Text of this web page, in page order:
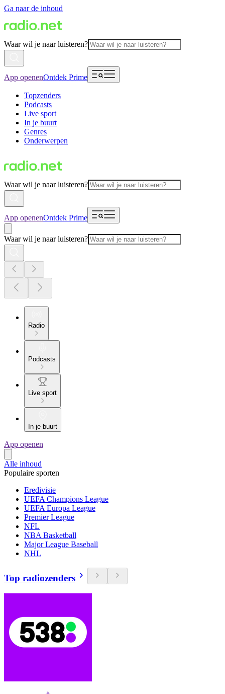
Ga naar de inhoud
Waar wil je naar luisteren?
App openenOntdek Prime
Topzenders
Podcasts
Live sport
In je buurt
Genres
Onderwerpen
Waar wil je naar luisteren?
App openenOntdek Prime
Waar wil je naar luisteren?
Radio
Podcasts
Live sport
In je buurt
App openen
Alle inhoud
Populaire sporten
Eredivisie
UEFA Champions League
UEFA Europa League
Premier League
NFL
NBA Basketball
Major League Baseball
NHL
Top radiozenders